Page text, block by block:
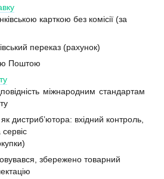
карткою без комісії (за
переказ (рахунок)
Поштою
міжнародним стандартам
дистриб’ютора: вхідний контроль,
збережено товарний